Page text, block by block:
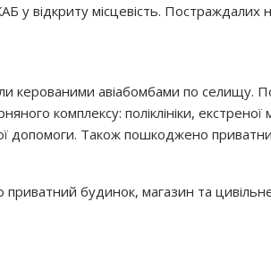
у відкриту місцевість. Постраждалих
керованими авіабомбами по селищу.
комплексу: поліклініки,
допомоги. Також пошкоджено
будинок, магазин та